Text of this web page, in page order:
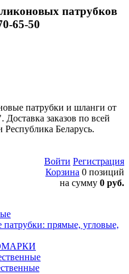
патрубков
65-50
патрубки и шланги от
заказов по всей
Республика Беларусь.
Войти Регистрация
Корзина 0 позиций
на сумму 0 руб.
патрубки: прямые, угловые,